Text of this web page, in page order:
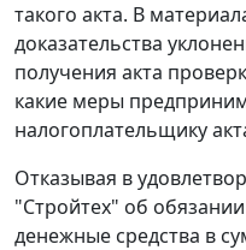
такого акта. В
доказательства
получения акта
какие меры
налогоплательщику
Отказывая в
"Стройтех" об
денежные средства в